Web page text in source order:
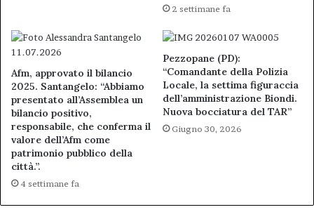
2 settimane fa
Afm, approvato il bilancio
2025. Santangelo: “Abbiamo
presentato all’Assemblea un
bilancio positivo,
responsabile, che conferma il
valore dell’Afm come
patrimonio pubblico della
città.”.
4 settimane fa
Pezzopane (PD):
“Comandante della Polizia
Locale, la settima figuraccia
dell’amministrazione Biondi.
Nuova bocciatura del TAR”
Giugno 30, 2026